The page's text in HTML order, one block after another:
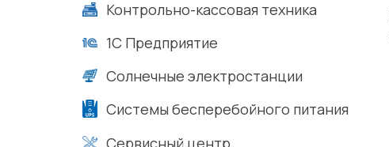
Контрольно-кассовая техника
1С Предприятие
Солнечные электростанции
Системы бесперебойного питания
Сервисный центр